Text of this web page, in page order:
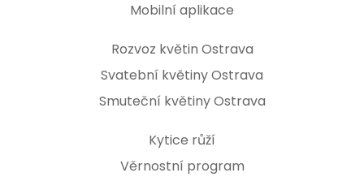
Mobilní aplikace
Rozvoz květin Ostrava
Svatební květiny Ostrava
Smuteční květiny Ostrava
Kytice růží
Věrnostní program